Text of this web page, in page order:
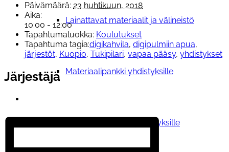
Lainattavat materiaalit ja välineistö
Materiaalipankki yhdistyksille
Tilauskoulutukset yhdistyksille
Päivämäärä: 23 huhtikuun, 2018
Aika:
10:00 - 12:00
Tapahtumaluokka: Koulutukset
Tapahtuma tagia:digikahvila, digipulmiin apua,
järjestöt, Kuopio, Tukipilari, vapaa pääsy, yhdistykset
Järjestäjä